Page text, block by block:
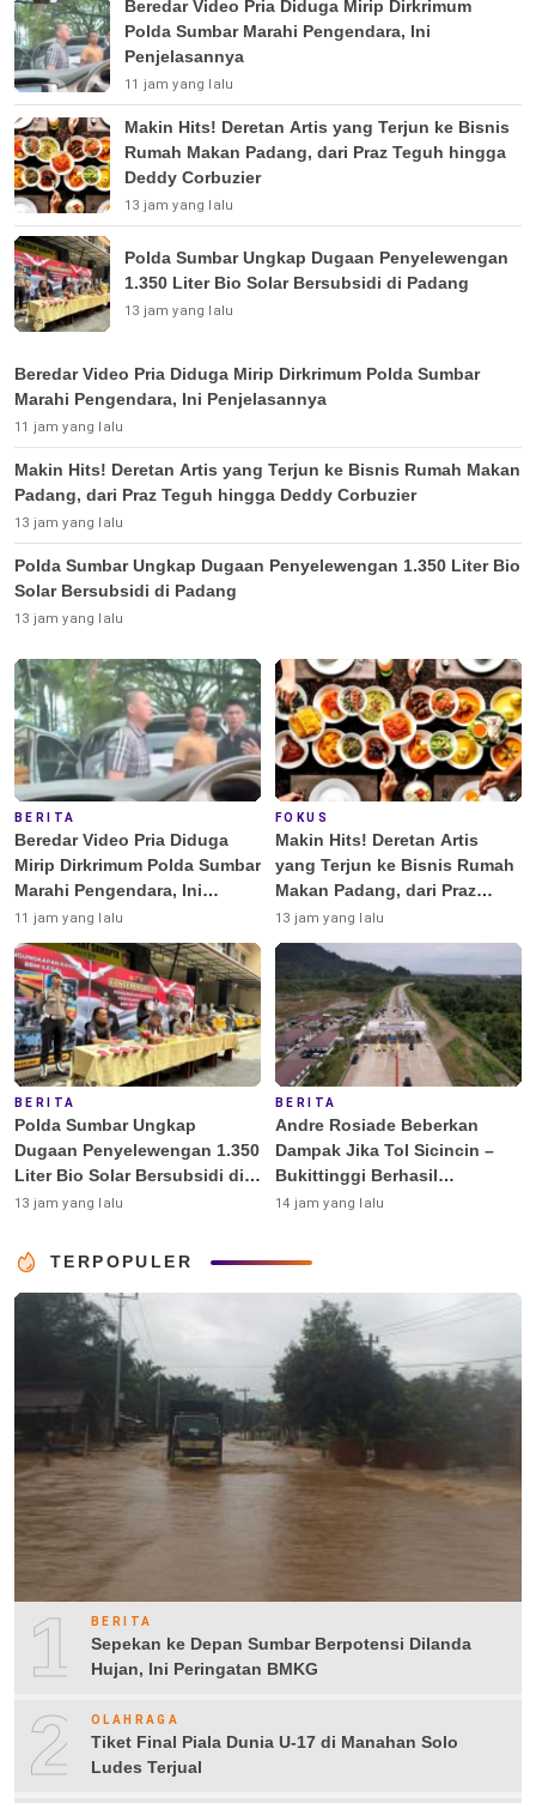
Beredar Video Pria Diduga Mirip Dirkrimum
Polda Sumbar Marahi Pengendara, Ini
Penjelasannya
11 jam yang lalu
Makin Hits! Deretan Artis yang Terjun ke Bisnis
Rumah Makan Padang, dari Praz Teguh hingga
Deddy Corbuzier
13 jam yang lalu
Polda Sumbar Ungkap Dugaan Penyelewengan
1.350 Liter Bio Solar Bersubsidi di Padang
13 jam yang lalu
Beredar Video Pria Diduga Mirip Dirkrimum Polda Sumbar
Marahi Pengendara, Ini Penjelasannya
11 jam yang lalu
Makin Hits! Deretan Artis yang Terjun ke Bisnis Rumah Makan
Padang, dari Praz Teguh hingga Deddy Corbuzier
13 jam yang lalu
Polda Sumbar Ungkap Dugaan Penyelewengan 1.350 Liter Bio
Solar Bersubsidi di Padang
13 jam yang lalu
BERITA
Beredar Video Pria Diduga
Mirip Dirkrimum Polda Sumbar
Marahi Pengendara, Ini
Penjelasannya
11 jam yang lalu
FOKUS
Makin Hits! Deretan Artis
yang Terjun ke Bisnis Rumah
Makan Padang, dari Praz
Teguh hingga Deddy
Corbuzier
13 jam yang lalu
BERITA
Polda Sumbar Ungkap
Dugaan Penyelewengan 1.350
Liter Bio Solar Bersubsidi di
Padang
13 jam yang lalu
BERITA
Andre Rosiade Beberkan
Dampak Jika Tol Sicincin –
Bukittinggi Berhasil
Dibangun
14 jam yang lalu
TERPOPULER
1 BERITA
Sepekan ke Depan Sumbar Berpotensi Dilanda
Hujan, Ini Peringatan BMKG
2 OLAHRAGA
Tiket Final Piala Dunia U-17 di Manahan Solo
Ludes Terjual